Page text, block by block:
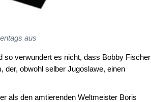
aus
so verwundert es nicht, dass Bobby Fischer
der, obwohl selber Jugoslawe, einen
als den amtierenden Weltmeister Boris